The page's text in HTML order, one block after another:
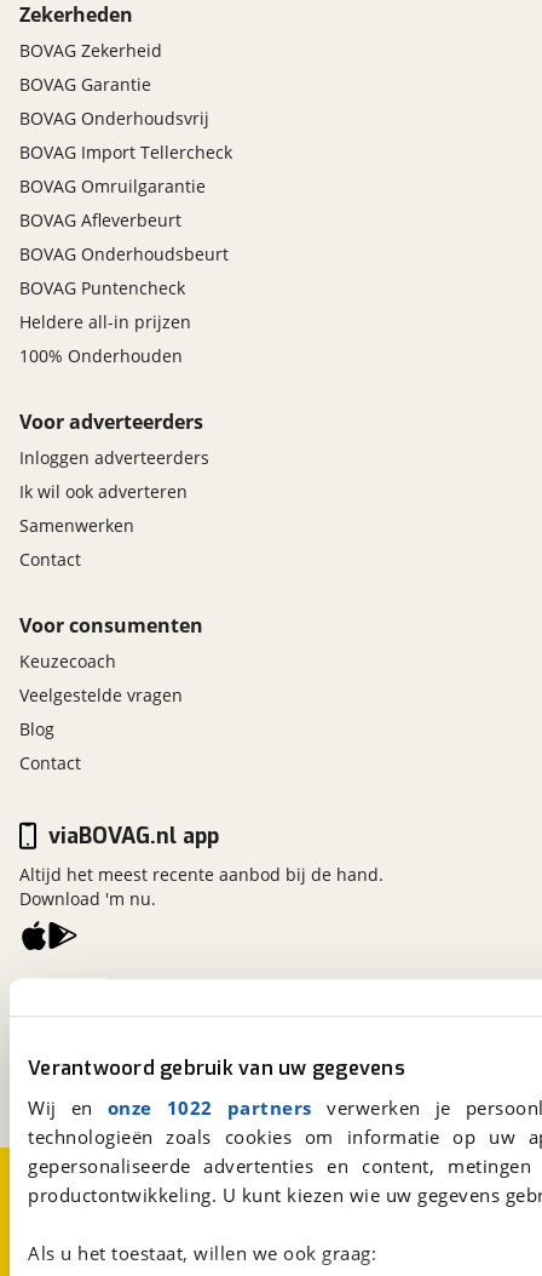
Verantwoord gebruik van uw gegevens
Wij en onze 1022 partners verwerken je
technologieën zoals cookies om informatie op
gepersonaliseerde advertenties en content,
productontwikkeling. U kunt kiezen wie uw gegevens
Als u het toestaat, willen we ook graag:
Zekerheden
BOVAG Zekerheid
BOVAG Garantie
BOVAG Onderhoudsvrij
BOVAG Import Tellercheck
BOVAG Omruilgarantie
BOVAG Afleverbeurt
BOVAG Onderhoudsbeurt
BOVAG Puntencheck
Heldere all-in prijzen
100% Onderhouden
Voor adverteerders
Inloggen adverteerders
Ik wil ook adverteren
Samenwerken
Contact
Voor consumenten
Keuzecoach
Veelgestelde vragen
Blog
Contact
Een initiatief van
viaBOVAG.nl app
Altijd het meest recente aanbod bij de hand.
Download 'm nu.
Over viaBOVAG.nlDisclaimer- en Privacyverklaring
CookievoorkeurenVacatures